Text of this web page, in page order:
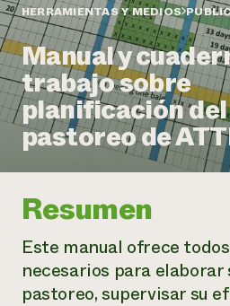
Informes anuales y financieros
Historias de impacto
Informe de
impacto 2024
LEER EL INFORME
Latinos en la agricultura
Sistemas alimentarios locales
Agricultura urbana
Las mujeres en la agricultura
Evento anual de reciclaje de
Programa de descuentos de
Servicios energéticos
Servicios energéticos
LIHEAP
Centro de intercambio de
Blog
Podcasts
Publicaciones
Cursos cortos
Vídeos
Oportunidades de financiación
Noticias
Asociaciones empresariales
Donar
Donaciones planificadas
Boletín
Consultas de los medios de
Todos
contribuyen a la
resiliencia de la
comunidad.
HERRAMIENTAS Y MEDIOS
Manual y
trabajo sobre
planificación del
pastoreo de
Resumen
Este manual ofrece
necesarios para
pastoreo, supervisar su